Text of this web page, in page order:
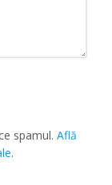
spamul.Află
.